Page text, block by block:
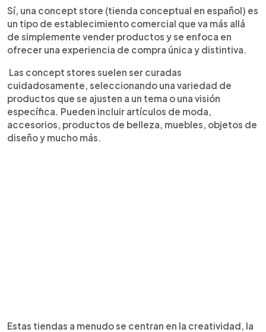
Sí, una concept store (tienda conceptual en español) es
un tipo de establecimiento comercial que va más allá
de simplemente vender productos y se enfoca en
ofrecer una experiencia de compra única y distintiva.
Las concept stores suelen ser curadas
cuidadosamente, seleccionando una variedad de
productos que se ajusten a un tema o una visión
específica. Pueden incluir artículos de moda,
accesorios, productos de belleza, muebles, objetos de
diseño y mucho más.
Estas tiendas a menudo se centran en la creatividad, la